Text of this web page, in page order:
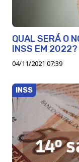
QUAL SERÁ O
INSS EM 2022?
04/11/2021 07:39
INSS